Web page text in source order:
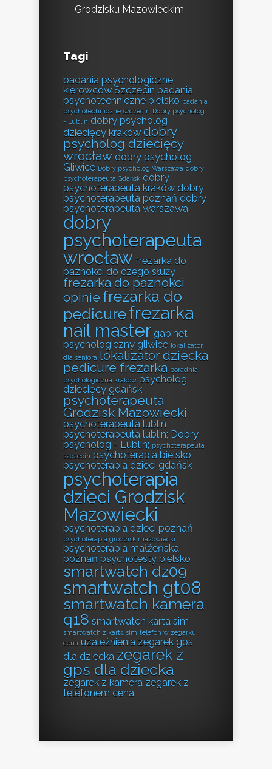
Grodzisku Mazowieckim
Tagi
badania psychologiczne
kierowców Szczecin badania
psychotechniczne bielsko badania
psychotechniczne szczecin Dobry psycholog
- Lublin dobry psycholog
dziecięcy kraków dobry
psycholog dziecięcy
wrocław dobry psycholog
Gliwice Dobry psycholog Warszawa dobry
psychoterapeuta Gdańsk dobry
psychoterapeuta kraków dobry
psychoterapeuta poznań dobry
psychoterapeuta warszawa
dobry
psychoterapeuta
wrocław frezarka do
paznokci do czego służy
frezarka do paznokci
opinie frezarka do
pedicurefrezarka
nail master gabinet
psychologiczny gliwice lokalizator
dla seniora lokalizator dziecka
pedicure frezarka poradnia
psychologiczna kraków psycholog
dziecięcy gdańsk
psychoterapeuta
Grodzisk Mazowiecki
psychoterapeuta lublin
psychoterapeuta lublin; Dobry
psycholog - Lublin; psychoterapeuta
szczecin psychoterapia bielsko
psychoterapia dzieci gdańsk
psychoterapia
dzieci Grodzisk
Mazowiecki
psychoterapia dzieci poznań
psychoterapia grodzisk mazowiecki
psychoterapia małżeńska
poznań psychotesty bielsko
smartwatch dz09
smartwatch gt08
smartwatch kamera
q18 smartwatch karta sim
smartwatch z kartą sim telefon w zegarku
cena uzależnienia zegarek gps
dla dziecka zegarek z
gps dla dziecka
zegarek z kamera zegarek z
telefonem cena